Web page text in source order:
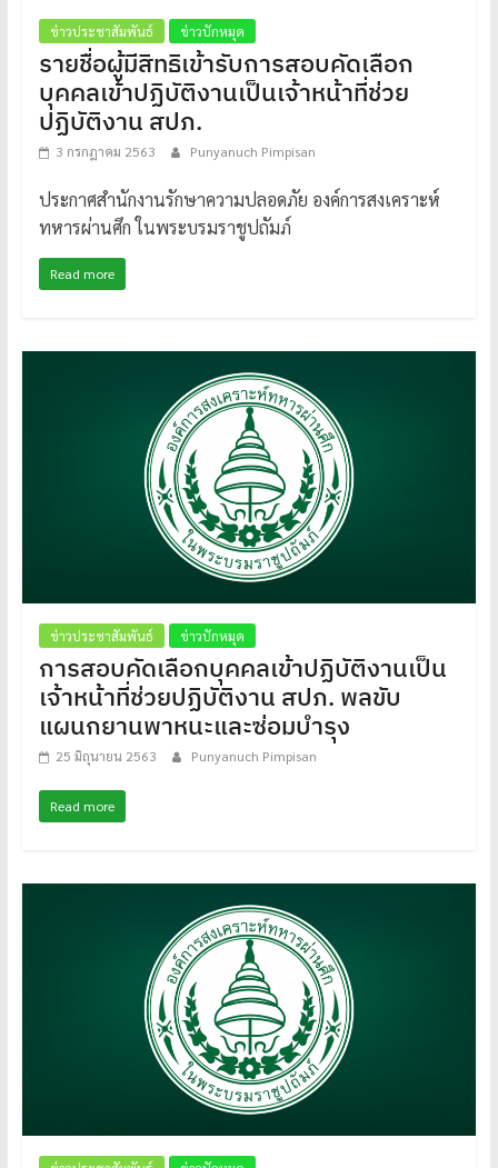
ข่าวประชาสัมพันธ์ ข่าวปักหมุด
รายชื่อผู้มีสิทธิเข้ารับการสอบคัดเลือก
บุคคลเข้าปฏิบัติงานเป็นเจ้าหน้าที่ช่วย
ปฏิบัติงาน สปภ.
3 กรกฎาคม 2563 Punyanuch Pimpisan
ประกาศสำนักงานรักษาความปลอดภัย องค์การสงเคราะห์
ทหารผ่านศึก ในพระบรมราชูปถัมภ์
Read more
ข่าวประชาสัมพันธ์ ข่าวปักหมุด
การสอบคัดเลือกบุคคลเข้าปฏิบัติงานเป็น
เจ้าหน้าที่ช่วยปฏิบัติงาน สปภ. พลขับ
แผนกยานพาหนะและซ่อมบำรุง
25 มิถุนายน 2563 Punyanuch Pimpisan
Read more